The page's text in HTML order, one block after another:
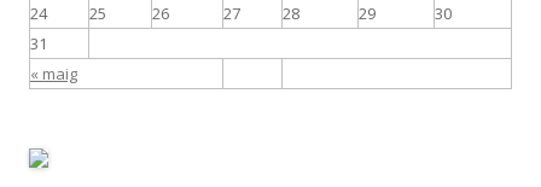
« maig
24
25 26 27 28 29
30
31